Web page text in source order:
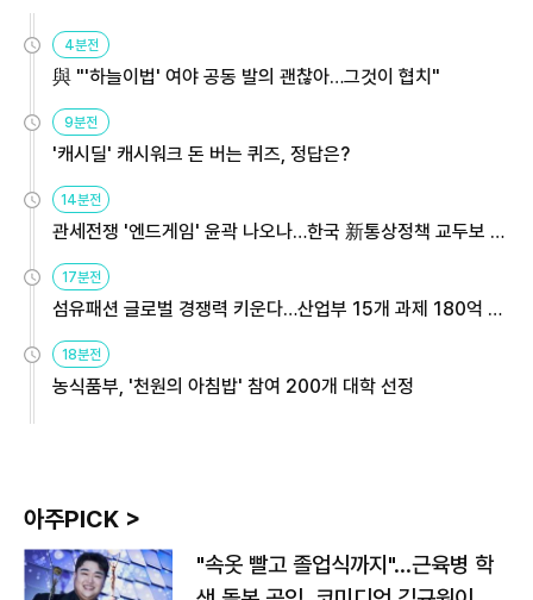
4분전
與 "'하늘이법' 여야 공동 발의 괜찮아…그것이 협치"
9분전
'캐시딜' 캐시워크 돈 버는 퀴즈, 정답은?
14분전
관세전쟁 '엔드게임' 윤곽 나오나…한국 新통상정책 교두보 활
용해야
17분전
섬유패션 글로벌 경쟁력 키운다…산업부 15개 과제 180억 지
원
18분전
농식품부, '천원의 아침밥' 참여 200개 대학 선정
아주PICK >
"속옷 빨고 졸업식까지"…근육병 학